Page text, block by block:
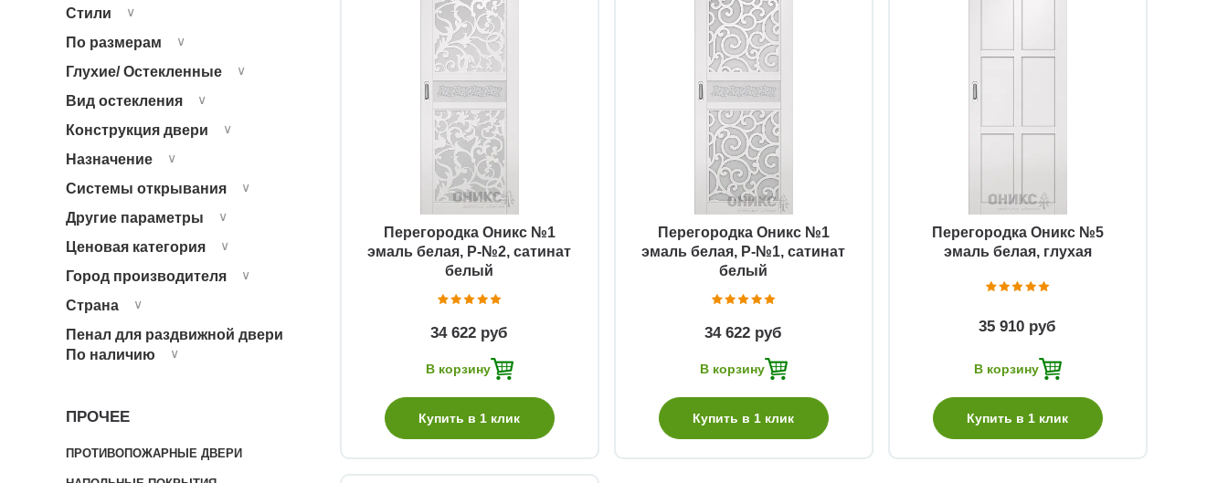
Стили ∨
По размерам ∨
Глухие/ Остекленные ∨
Вид остекления ∨
Конструкция двери ∨
Назначение ∨
Системы открывания ∨
Другие параметры ∨
Ценовая категория ∨
Город производителя ∨
Страна ∨
Пенал для раздвижной двери
По наличию
∨
ПРОЧЕЕ
ПРОТИВОПОЖАРНЫЕ ДВЕРИ
Перегородка Оникс №1
эмаль белая, Р-№2, сатинат
белый
Быстрый просмотр
34 622 руб
В корзину
Купить в 1 клик
Перегородка Оникс №1
эмаль белая, Р-№1, сатинат
белый
Быстрый просмотр
34 622 руб
В корзину
Купить в 1 клик
Перегородка Оникс №5
эмаль белая, глухая
Быстрый просмотр
35 910 руб
В корзину
Купить в 1 клик